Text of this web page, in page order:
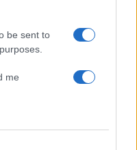
be sent to
me
ηλικία 26 ετών η
τη ζωή της
μπορεί να
επιβληθεί φόρος
παροχές